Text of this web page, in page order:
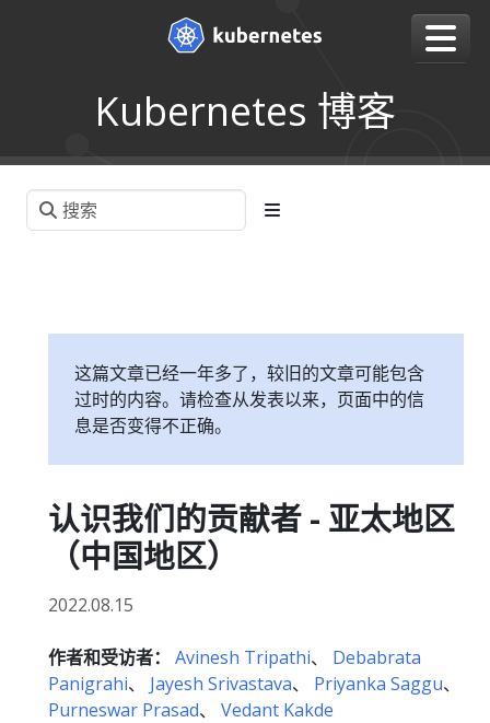
Kubernetes 博客
这篇文章已经一年多了，较旧的文章可能包含
过时的内容。请检查从发表以来，页面中的信
息是否变得不正确。
认识我们的贡献者 - 亚太地区
（中国地区）
2022.08.15
作者和受访者： Avinesh Tripathi、 Debabrata
Panigrahi、 Jayesh Srivastava、 Priyanka Saggu、
Purneswar Prasad、 Vedant Kakde